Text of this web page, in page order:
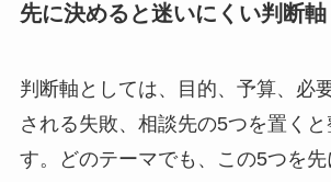
先に決めると迷いにくい判断軸
判断軸としては、目的、予算、必
される失敗、相談先の5つを置く
す。どのテーマでも、この5つを先